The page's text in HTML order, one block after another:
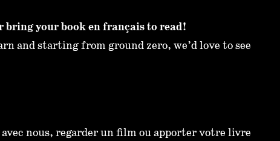
bring your book en français to read!
and starting from ground zero, we’d love to see
nous, regarder un film ou apporter votre livre